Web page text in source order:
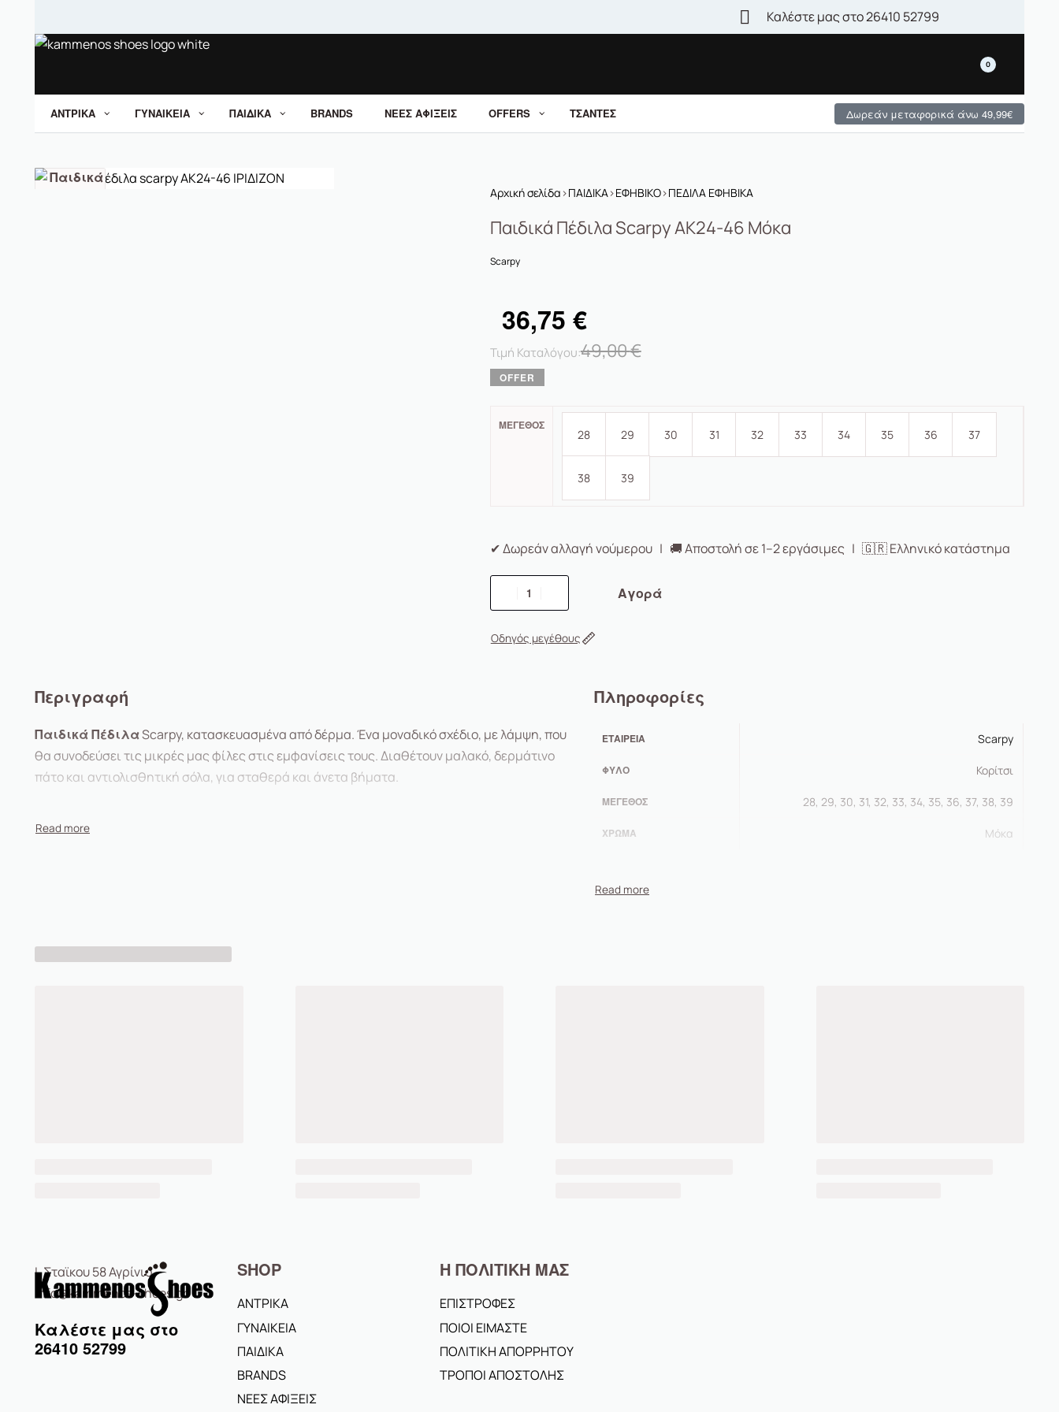
Τεράστια γκάμα - μεγάλες χειμερινές προσφορές
Καλέστε μας στο 26410 52799
0
ΑΝΤΡΙΚΑ ΓΥΝΑΙΚΕΙΑ ΠΑΙΔΙΚΑ BRANDS ΝΕΕΣ ΑΦΙΞΕΙΣ OFFERS ΤΣΑΝΤΕΣ Δωρεάν μεταφορικά άνω 49,99€
Αρχική σελίδα ›ΠΑΙΔΙΚΑ›ΕΦΗΒΙΚΟ›ΠΕΔΙΛΑ ΕΦΗΒΙΚΑ
Παιδικά Πέδιλα Scarpy AK24-46 Mόκα
Scarpy
49,00€
36,75 €
ΜΈΓΕΘΟΣ
28 29 30 31 32 33 34 35 36 37
38 39
✔ Δωρεάν αλλαγή νούμερου | 🚚 Αποστολή σε 1–2 εργάσιμες | 🇬🇷 Ελληνικό κατάστημα
Αγορά
Οδηγός μεγέθους
Περιγραφή
Παιδικά ΠέδιλαScarpy, κατασκευασμένα από δέρμα. Ένα μοναδικό σχέδιο, με λάμψη, που
θα συνοδεύσει τις μικρές μας φίλες στις εμφανίσεις τους. Διαθέτουν μαλακό, δερμάτινο
πάτο και αντιολισθητική σόλα, για σταθερά και άνετα βήματα.
Πληροφορίες
ΕΤΑΙΡΕΊΑ Scarpy
ΦΎΛΟ Κορίτσι
ΜΈΓΕΘΟΣ 28, 29, 30, 31, 32, 33, 34, 35, 36, 37, 38, 39
ΧΡΏΜΑ Μόκα
Ι. Σταϊκου 58 Αγρίνιο
info@kammenos-shoes.gr
Καλέστε μας στο
26410 52799
SHOP
ΑΝΤΡΙΚΑ
ΓΥΝΑΙΚΕΙΑ
ΠΑΙΔΙΚΑ
BRANDS
ΝΕΕΣ ΑΦΙΞΕΙΣ
Η ΠΟΛΙΤΙΚΗ ΜΑΣ
ΕΠΙΣΤΡΟΦΕΣ
ΠΟΙΟΙ ΕΙΜΑΣΤΕ
ΠΟΛΙΤΙΚΗ ΑΠΟΡΡΗΤΟΥ
ΤΡΟΠΟΙ ΑΠΟΣΤΟΛΗΣ